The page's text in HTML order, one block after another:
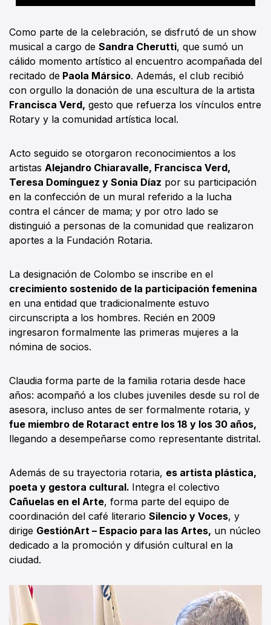
Como parte de la celebración, se disfrutó de un show
musical a cargo de Sandra Cherutti, que sumó un
cálido momento artístico al encuentro acompañada del
recitado de Paola Mársico. Además, el club recibió
con orgullo la donación de una escultura de la artista
Francisca Verd, gesto que refuerza los vínculos entre
Rotary y la comunidad artística local.
Acto seguido se otorgaron reconocimientos a los
artistas Alejandro Chiaravalle, Francisca Verd,
Teresa Domínguez y Sonia Díaz por su participación
en la confección de un mural referido a la lucha
contra el cáncer de mama; y por otro lado se
distinguió a personas de la comunidad que realizaron
aportes a la Fundación Rotaria.
La designación de Colombo se inscribe en el
crecimiento sostenido de la participación femenina
en una entidad que tradicionalmente estuvo
circunscripta a los hombres. Recién en 2009
ingresaron formalmente las primeras mujeres a la
nómina de socios.
Claudia forma parte de la familia rotaria desde hace
años: acompañó a los clubes juveniles desde su rol de
asesora, incluso antes de ser formalmente rotaria, y
fue miembro de Rotaract entre los 18 y los 30 años,
llegando a desempeñarse como representante distrital.
Además de su trayectoria rotaria, es artista plástica,
poeta y gestora cultural. Integra el colectivo
Cañuelas en el Arte, forma parte del equipo de
coordinación del café literario Silencio y Voces, y
dirige GestiónArt – Espacio para las Artes, un núcleo
dedicado a la promoción y difusión cultural en la
ciudad.